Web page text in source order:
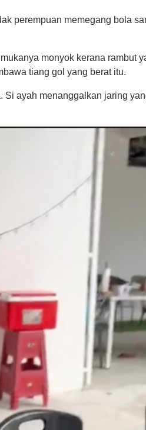
perempuan memegang bola
monyok kerana rambut
tiang gol yang berat itu.
ayah menanggalkan jaring